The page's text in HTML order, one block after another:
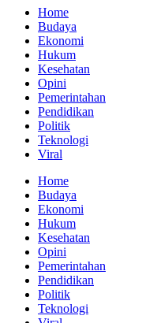
Home
Budaya
Ekonomi
Hukum
Kesehatan
Opini
Pemerintahan
Pendidikan
Politik
Teknologi
Viral
Home
Budaya
Ekonomi
Hukum
Kesehatan
Opini
Pemerintahan
Pendidikan
Politik
Teknologi